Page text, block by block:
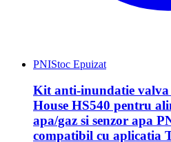
PNIStoc Epuizat
Kit anti-inundatie valva
House HS540 pentru
apa/gaz si senzor apa
compatibil cu aplicatia